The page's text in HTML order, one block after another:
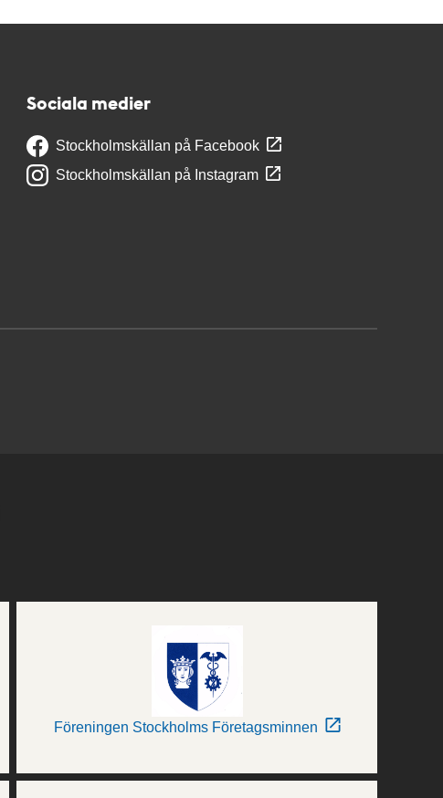
Sociala medier
Stockholmskällan på Facebook
Stockholmskällan på Instagram
Föreningen Stockholms Företagsminnen